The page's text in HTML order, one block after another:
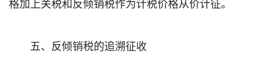
五、反倾销税的追溯征收